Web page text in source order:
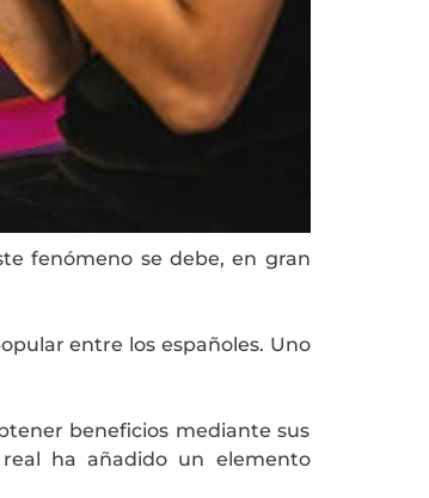
fenómeno se debe, en gran
entre los españoles. Uno
beneficios mediante sus
ha añadido un elemento